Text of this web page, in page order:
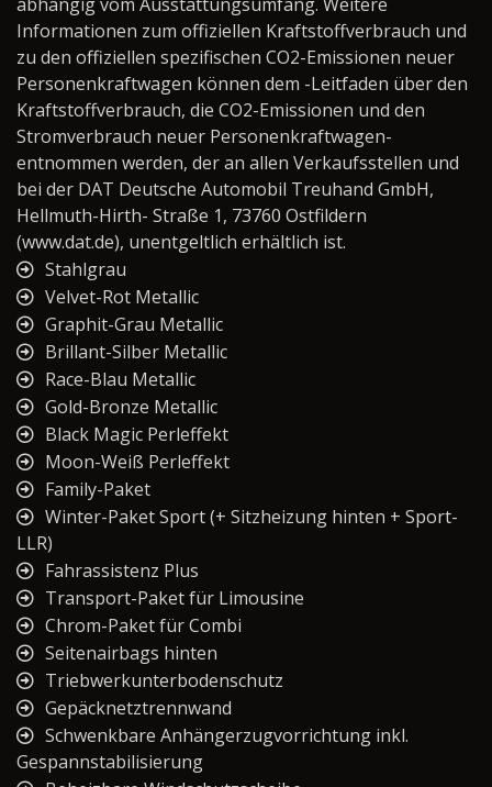
Informationen zum offiziellen Kraftstoffverbrauch und
zu den offiziellen spezifischen CO2-Emissionen neuer
Personenkraftwagen können dem -Leitfaden über den
Kraftstoffverbrauch, die CO2-Emissionen und den
Stromverbrauch neuer Personenkraftwagen-
entnommen werden, der an allen Verkaufsstellen und
bei der DAT Deutsche Automobil Treuhand GmbH,
Hellmuth-Hirth- Straße 1, 73760 Ostfildern
(www.dat.de), unentgeltlich erhältlich ist.
Stahlgrau
Velvet-Rot Metallic
Graphit-Grau Metallic
Brillant-Silber Metallic
Race-Blau Metallic
Gold-Bronze Metallic
Black Magic Perleffekt
Moon-Weiß Perleffekt
Family-Paket
Winter-Paket Sport (+ Sitzheizung hinten + Sport-
LLR)
Fahrassistenz Plus
Transport-Paket für Limousine
Chrom-Paket für Combi
Seitenairbags hinten
Triebwerkunterbodenschutz
Gepäcknetztrennwand
Schwenkbare Anhängerzugvorrichtung inkl.
Gespannstabilisierung